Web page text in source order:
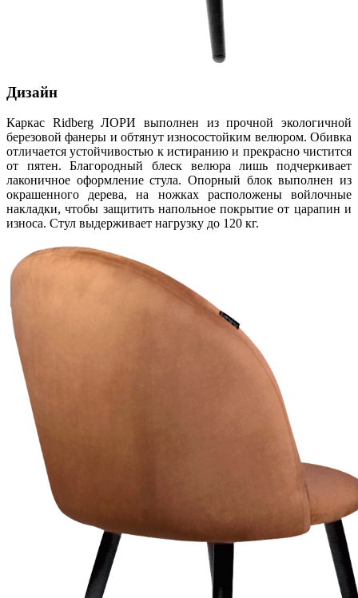
Дизайн
Каркас Ridberg ЛОРИ выполнен из прочной экологичной
березовой фанеры и обтянут износостойким велюром. Обивка
отличается устойчивостью к истиранию и прекрасно чистится
от пятен. Благородный блеск велюра лишь подчеркивает
лаконичное оформление стула. Опорный блок выполнен из
окрашенного дерева, на ножках расположены войлочные
накладки, чтобы защитить напольное покрытие от царапин и
износа. Стул выдерживает нагрузку до 120 кг.